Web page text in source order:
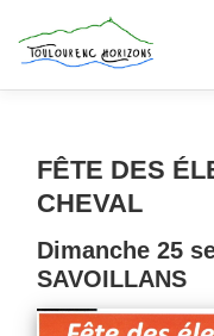
contenu
LES ACTEURS
FÊTE DES
CHEVAL
Dimanche 25
SAVOILLANS